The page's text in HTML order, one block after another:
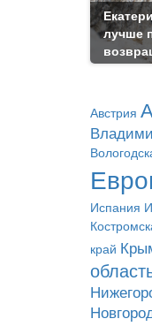
лучше
Австрия
Испания
край